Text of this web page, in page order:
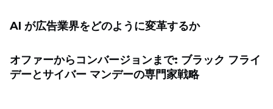
AI が広告業界をどのように変革するか
オファーからコンバージョンまで: ブラック フライ
デーとサイバー マンデーの専門家戦略